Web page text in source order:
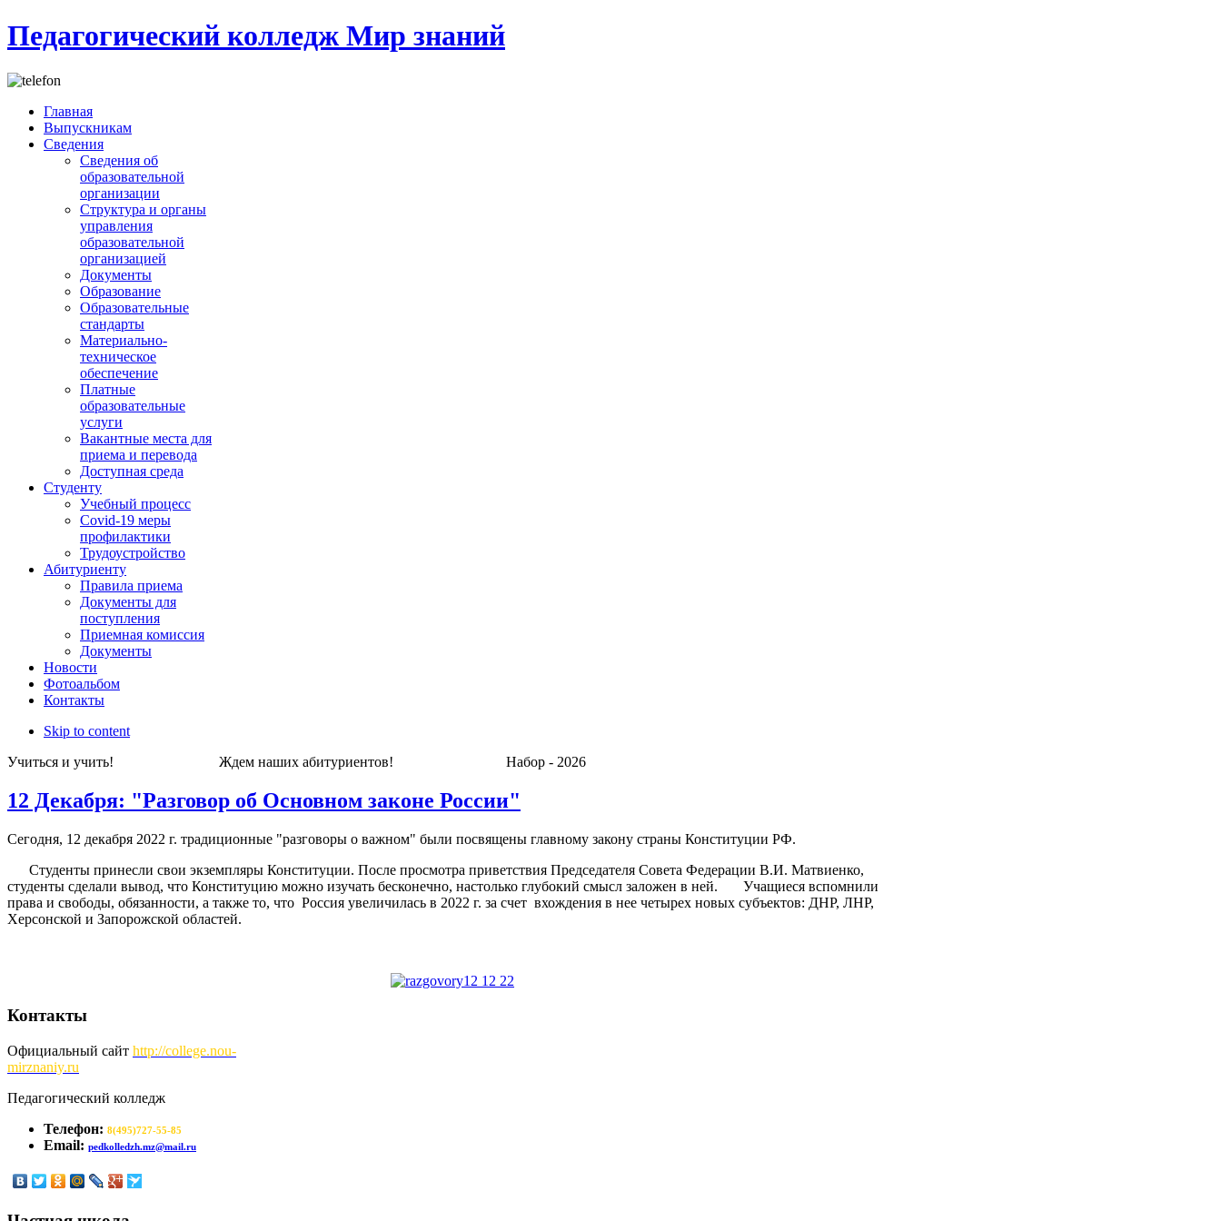
Педагогический колледж Мир знаний
Главная
Выпускникам
Сведения
Сведения об
образовательной
организации
Структура и органы
управления
образовательной
организацией
Документы
Образование
Образовательные
стандарты
Материально-
техническое
обеспечение
Платные
образовательные
услуги
Вакантные места для
приема и перевода
Доступная среда
Студенту
Учебный процесс
Covid-19 меры
профилактики
Трудоустройство
Абитуриенту
Правила приема
Документы для
поступления
Приемная комиссия
Документы
Новости
Фотоальбом
Контакты
Skip to content
Учиться и учить! Ждем наших абитуриентов! Набор - 2026
12 Декабря: "Разговор об Основном законе России"
Сегодня, 12 декабря 2022 г. традиционные "разговоры о важном" были посвящены главному закону страны Конституции РФ.
Студенты принесли свои экземпляры Конституции. После просмотра приветствия Председателя Совета Федерации В.И. Матвиенко,
студенты сделали вывод, что Конституцию можно изучать бесконечно, настолько глубокий смысл заложен в ней. Учащиеся вспомнили
права и свободы, обязанности, а также то, что Россия увеличилась в 2022 г. за счет вхождения в нее четырех новых субъектов: ДНР, ЛНР,
Херсонской и Запорожской областей.
Контакты
Официальный сайт http://college.nou-
mirznaniy.ru
Педагогический колледж
Телефон: 8(495)727-55-85
Email: pedkolledzh.mz@mail.ru